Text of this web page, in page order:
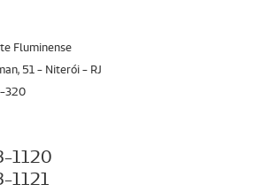
Fluminense
51 - Niterói - RJ
320
1120
1121